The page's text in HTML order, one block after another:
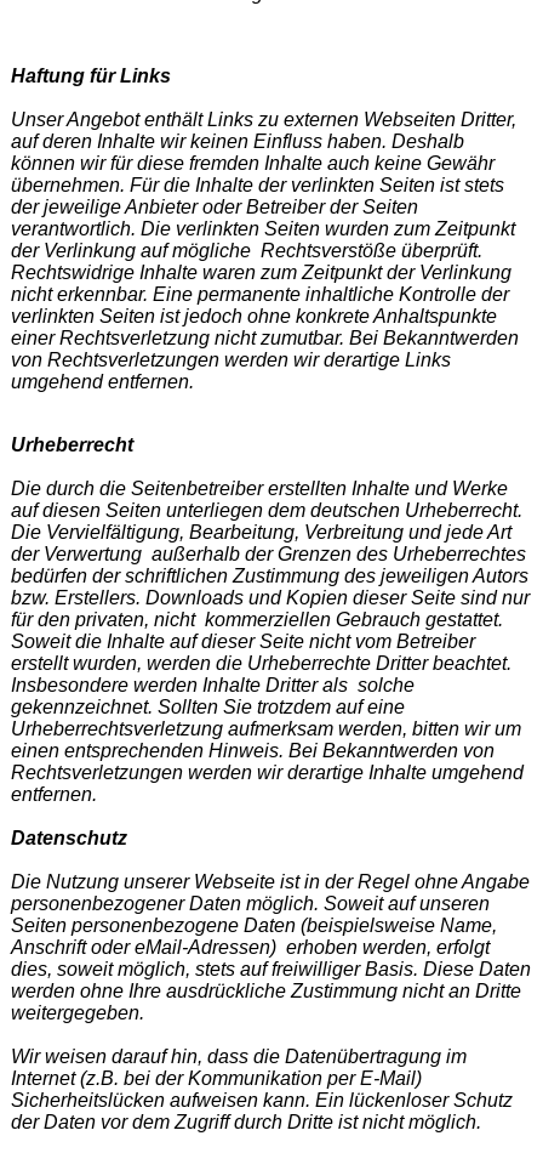
Haftung für Links
Unser Angebot enthält Links zu externen Webseiten Dritter,
auf deren Inhalte wir keinen Einfluss haben. Deshalb
können wir für diese fremden Inhalte auch keine Gewähr
übernehmen. Für die Inhalte der verlinkten Seiten ist stets
der jeweilige Anbieter oder Betreiber der Seiten
verantwortlich. Die verlinkten Seiten wurden zum Zeitpunkt
der Verlinkung auf mögliche Rechtsverstöße überprüft.
Rechtswidrige Inhalte waren zum Zeitpunkt der Verlinkung
nicht erkennbar. Eine permanente inhaltliche Kontrolle der
verlinkten Seiten ist jedoch ohne konkrete Anhaltspunkte
einer Rechtsverletzung nicht zumutbar. Bei Bekanntwerden
von Rechtsverletzungen werden wir derartige Links
umgehend entfernen.
Urheberrecht
Die durch die Seitenbetreiber erstellten Inhalte und Werke
auf diesen Seiten unterliegen dem deutschen Urheberrecht.
Die Vervielfältigung, Bearbeitung, Verbreitung und jede Art
der Verwertung außerhalb der Grenzen des Urheberrechtes
bedürfen der schriftlichen Zustimmung des jeweiligen Autors
bzw. Erstellers. Downloads und Kopien dieser Seite sind nur
für den privaten, nicht kommerziellen Gebrauch gestattet.
Soweit die Inhalte auf dieser Seite nicht vom Betreiber
erstellt wurden, werden die Urheberrechte Dritter beachtet.
Insbesondere werden Inhalte Dritter als solche
gekennzeichnet. Sollten Sie trotzdem auf eine
Urheberrechtsverletzung aufmerksam werden, bitten wir um
einen entsprechenden Hinweis. Bei Bekanntwerden von
Rechtsverletzungen werden wir derartige Inhalte umgehend
entfernen.
Datenschutz
Die Nutzung unserer Webseite ist in der Regel ohne Angabe
personenbezogener Daten möglich. Soweit auf unseren
Seiten personenbezogene Daten (beispielsweise Name,
Anschrift oder eMail-Adressen) erhoben werden, erfolgt
dies, soweit möglich, stets auf freiwilliger Basis. Diese Daten
werden ohne Ihre ausdrückliche Zustimmung nicht an Dritte
weitergegeben.
Wir weisen darauf hin, dass die Datenübertragung im
Internet (z.B. bei der Kommunikation per E-Mail)
Sicherheitslücken aufweisen kann. Ein lückenloser Schutz
der Daten vor dem Zugriff durch Dritte ist nicht möglich.